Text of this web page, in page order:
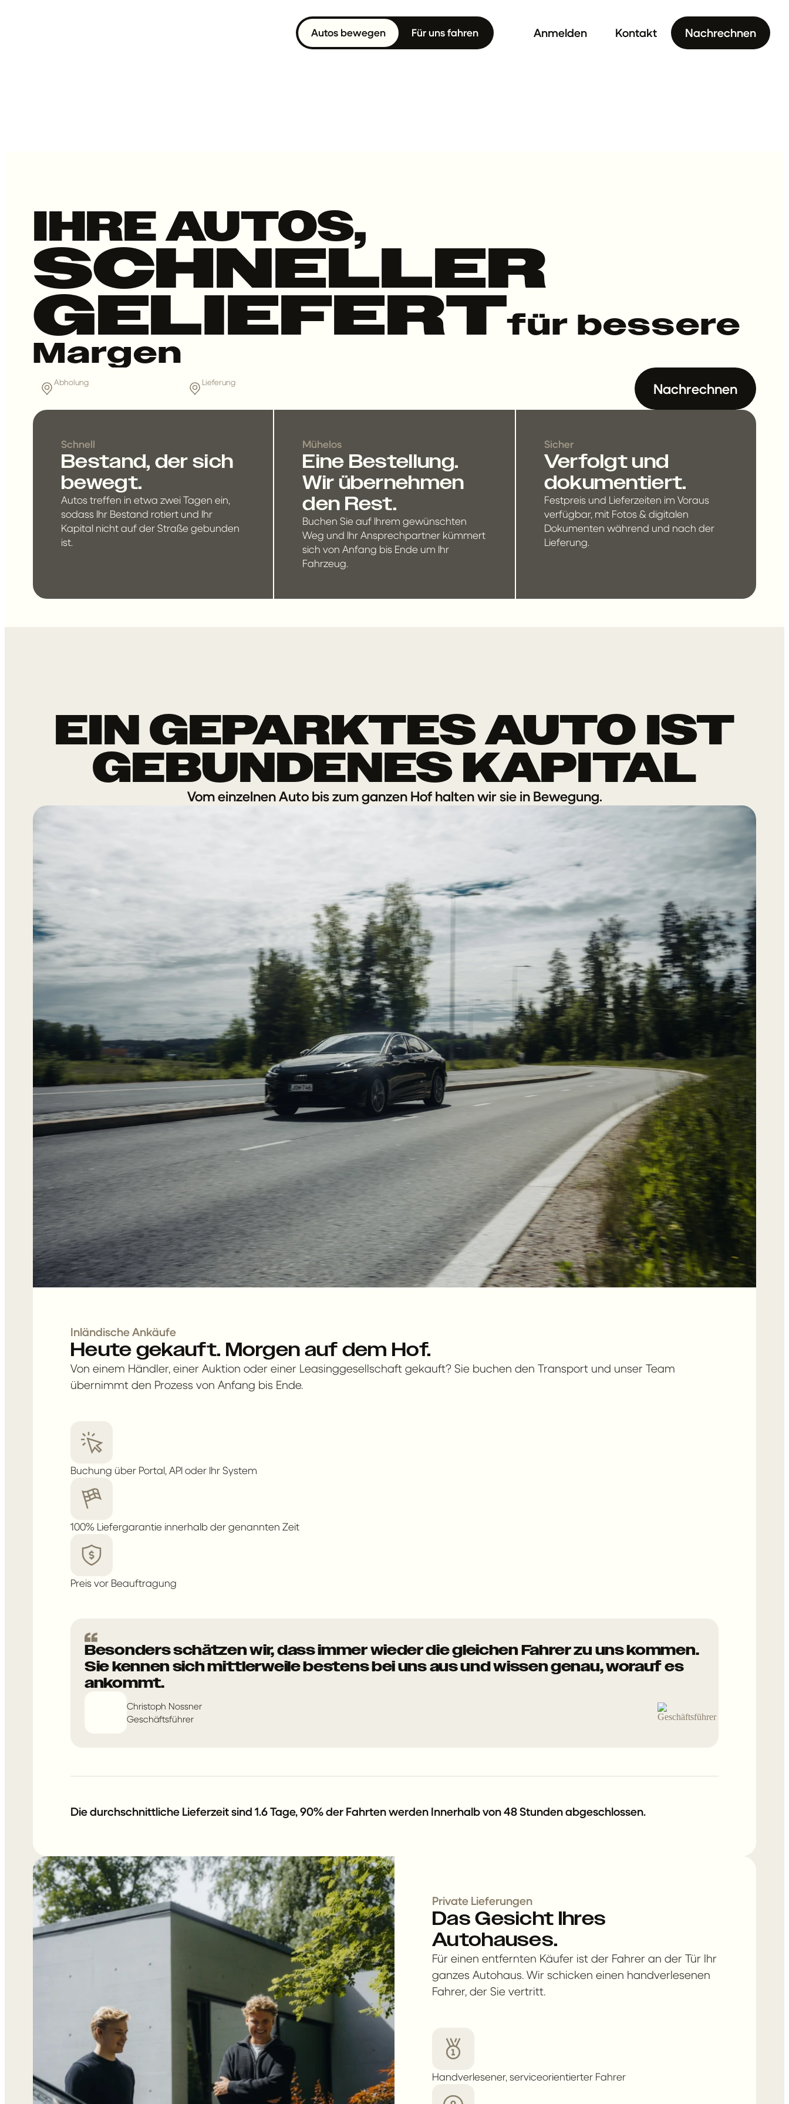
Autos bewegen Für uns fahren Anmelden Kontakt Nachrechnen
IHRE AUTOS,
SCHNELLER
GELIEFERTfür bessere
Margen
Abholung Lieferung Nachrechnen
Schnell
Bestand, der sich
bewegt.
Autos treffen in etwa zwei Tagen ein,
sodass Ihr Bestand rotiert und Ihr
Kapital nicht auf der Straße gebunden
ist.
Mühelos
Eine Bestellung.
Wir übernehmen
den Rest.
Buchen Sie auf Ihrem gewünschten
Weg und Ihr Ansprechpartner kümmert
sich von Anfang bis Ende um Ihr
Fahrzeug.
Sicher
Verfolgt und
dokumentiert.
Festpreis und Lieferzeiten im Voraus
verfügbar, mit Fotos & digitalen
Dokumenten während und nach der
Lieferung.
EIN GEPARKTES AUTO IST
GEBUNDENES KAPITAL
Vom einzelnen Auto bis zum ganzen Hof halten wir sie in Bewegung.
Inländische Ankäufe
Heute gekauft. Morgen auf dem Hof.
Von einem Händler, einer Auktion oder einer Leasinggesellschaft gekauft? Sie buchen den Transport und unser Team
übernimmt den Prozess von Anfang bis Ende.
Buchung über Portal, API oder Ihr System
100% Liefergarantie innerhalb der genannten Zeit
Preis vor Beauftragung
Besonders schätzen wir, dass immer wieder die gleichen Fahrer zu uns kommen.
Sie kennen sich mittlerweile bestens bei uns aus und wissen genau, worauf es
ankommt.
Christoph Nossner
Geschäftsführer
Die durchschnittliche Lieferzeit sind 1.6 Tage, 90% der Fahrten werden Innerhalb von 48 Stunden abgeschlossen.
Private Lieferungen
Das Gesicht Ihres
Autohauses.
Für einen entfernten Käufer ist der Fahrer an der Tür Ihr
ganzes Autohaus. Wir schicken einen handverlesenen
Fahrer, der Sie vertritt.
Handverlesener, serviceorientierter Fahrer